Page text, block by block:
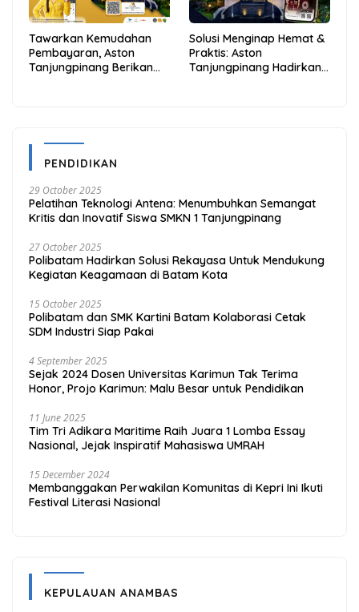
Tawarkan Kemudahan
Pembayaran, Aston
Tanjungpinang Berikan
Solusi Menginap Hemat &
Praktis: Aston
Tanjungpinang Hadirkan
PENDIDIKAN
29 October 2025
Pelatihan Teknologi Antena: Menumbuhkan Semangat
Kritis dan Inovatif Siswa SMKN 1 Tanjungpinang
27 October 2025
Polibatam Hadirkan Solusi Rekayasa Untuk Mendukung
Kegiatan Keagamaan di Batam Kota
15 October 2025
Polibatam dan SMK Kartini Batam Kolaborasi Cetak
SDM Industri Siap Pakai
4 September 2025
Sejak 2024 Dosen Universitas Karimun Tak Terima
Honor, Projo Karimun: Malu Besar untuk Pendidikan
11 June 2025
Tim Tri Adikara Maritime Raih Juara 1 Lomba Essay
Nasional, Jejak Inspiratif Mahasiswa UMRAH
15 December 2024
Membanggakan Perwakilan Komunitas di Kepri Ini Ikuti
Festival Literasi Nasional
KEPULAUAN ANAMBAS